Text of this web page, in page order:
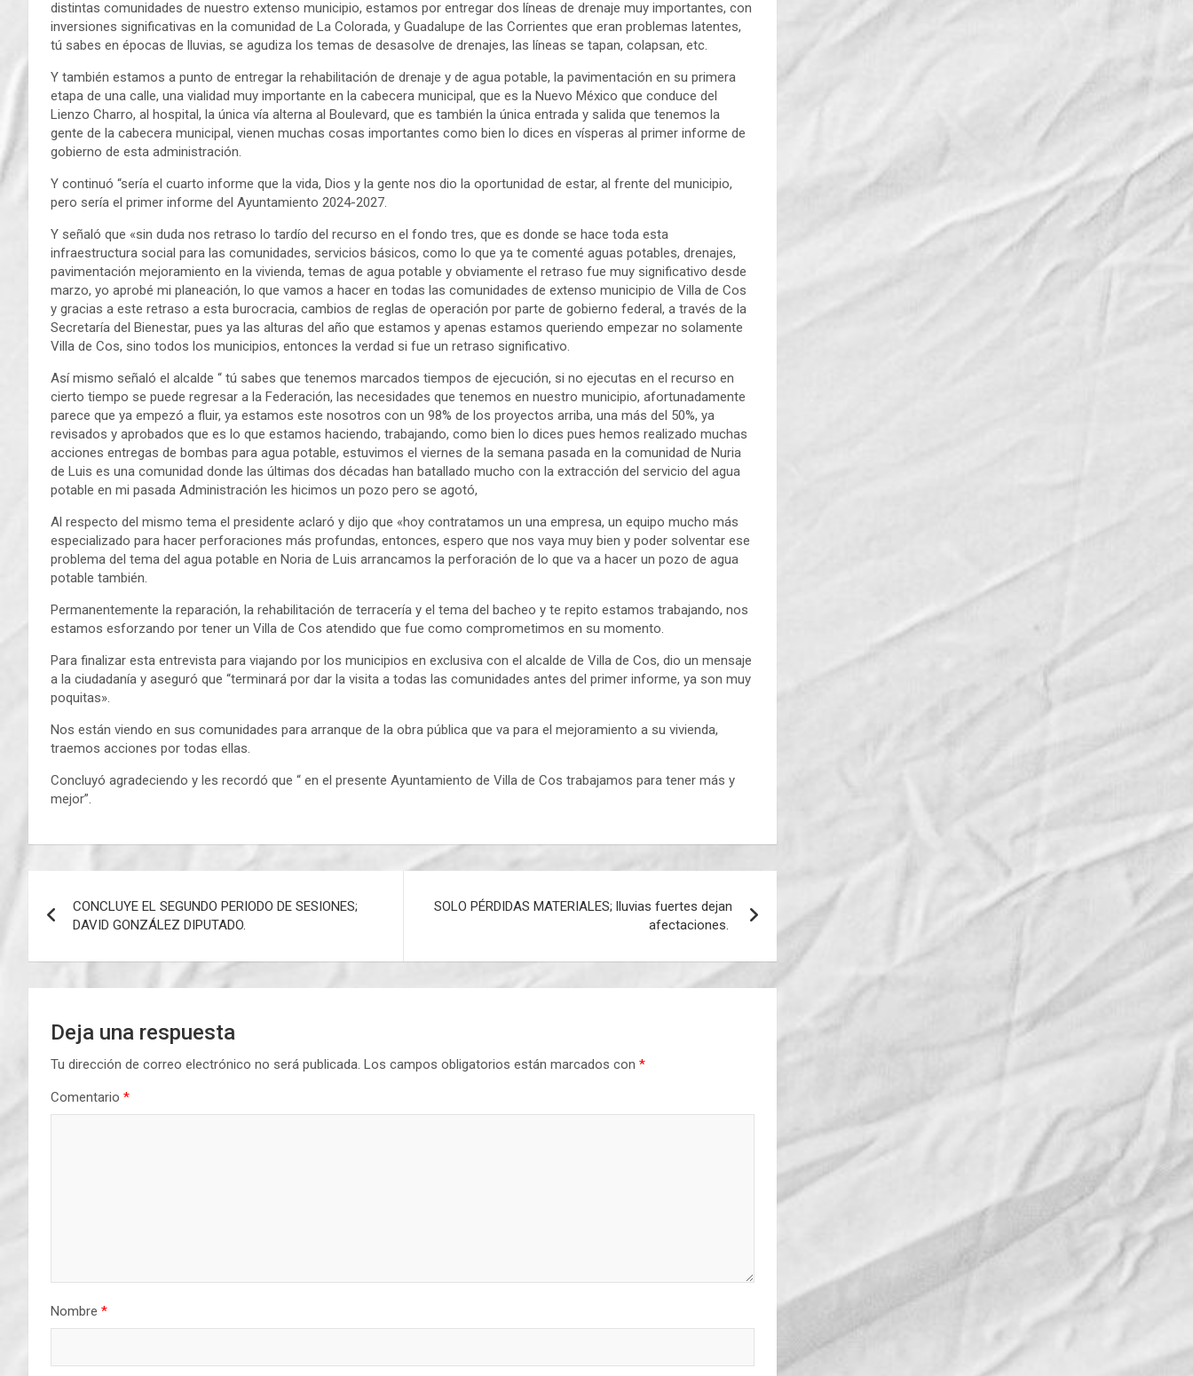
distintas comunidades de nuestro extenso municipio, estamos por entregar dos líneas de drenaje muy importantes, con
inversiones significativas en la comunidad de La Colorada, y Guadalupe de las Corrientes que eran problemas latentes,
tú sabes en épocas de lluvias, se agudiza los temas de desasolve de drenajes, las líneas se tapan, colapsan, etc.
Y también estamos a punto de entregar la rehabilitación de drenaje y de agua potable, la pavimentación en su primera
etapa de una calle, una vialidad muy importante en la cabecera municipal, que es la Nuevo México que conduce del
Lienzo Charro, al hospital, la única vía alterna al Boulevard, que es también la única entrada y salida que tenemos la
gente de la cabecera municipal, vienen muchas cosas importantes como bien lo dices en vísperas al primer informe de
gobierno de esta administración.
Y continuó “sería el cuarto informe que la vida, Dios y la gente nos dio la oportunidad de estar, al frente del municipio,
pero sería el primer informe del Ayuntamiento 2024-2027.
Y señaló que «sin duda nos retraso lo tardío del recurso en el fondo tres, que es donde se hace toda esta
infraestructura social para las comunidades, servicios básicos, como lo que ya te comenté aguas potables, drenajes,
pavimentación mejoramiento en la vivienda, temas de agua potable y obviamente el retraso fue muy significativo desde
marzo, yo aprobé mi planeación, lo que vamos a hacer en todas las comunidades de extenso municipio de Villa de Cos
y gracias a este retraso a esta burocracia, cambios de reglas de operación por parte de gobierno federal, a través de la
Secretaría del Bienestar, pues ya las alturas del año que estamos y apenas estamos queriendo empezar no solamente
Villa de Cos, sino todos los municipios, entonces la verdad si fue un retraso significativo.
Así mismo señaló el alcalde “ tú sabes que tenemos marcados tiempos de ejecución, si no ejecutas en el recurso en
cierto tiempo se puede regresar a la Federación, las necesidades que tenemos en nuestro municipio, afortunadamente
parece que ya empezó a fluir, ya estamos este nosotros con un 98% de los proyectos arriba, una más del 50%, ya
revisados y aprobados que es lo que estamos haciendo, trabajando, como bien lo dices pues hemos realizado muchas
acciones entregas de bombas para agua potable, estuvimos el viernes de la semana pasada en la comunidad de Nuria
de Luis es una comunidad donde las últimas dos décadas han batallado mucho con la extracción del servicio del agua
potable en mi pasada Administración les hicimos un pozo pero se agotó,
Al respecto del mismo tema el presidente aclaró y dijo que «hoy contratamos un una empresa, un equipo mucho más
especializado para hacer perforaciones más profundas, entonces, espero que nos vaya muy bien y poder solventar ese
problema del tema del agua potable en Noria de Luis arrancamos la perforación de lo que va a hacer un pozo de agua
potable también.
Permanentemente la reparación, la rehabilitación de terracería y el tema del bacheo y te repito estamos trabajando, nos
estamos esforzando por tener un Villa de Cos atendido que fue como comprometimos en su momento.
Para finalizar esta entrevista para viajando por los municipios en exclusiva con el alcalde de Villa de Cos, dio un mensaje
a la ciudadanía y aseguró que “terminará por dar la visita a todas las comunidades antes del primer informe, ya son muy
poquitas».
Nos están viendo en sus comunidades para arranque de la obra pública que va para el mejoramiento a su vivienda,
traemos acciones por todas ellas.
Concluyó agradeciendo y les recordó que “ en el presente Ayuntamiento de Villa de Cos trabajamos para tener más y
mejor”.
de
entradas
CONCLUYE EL SEGUNDO PERIODO DE SESIONES;
DAVID GONZÁLEZ DIPUTADO.
SOLO PÉRDIDAS MATERIALES; lluvias fuertes dejan
afectaciones.
Deja una respuesta
Tu dirección de correo electrónico no será publicada. Los campos obligatorios están marcados con *
Comentario *
Nombre *